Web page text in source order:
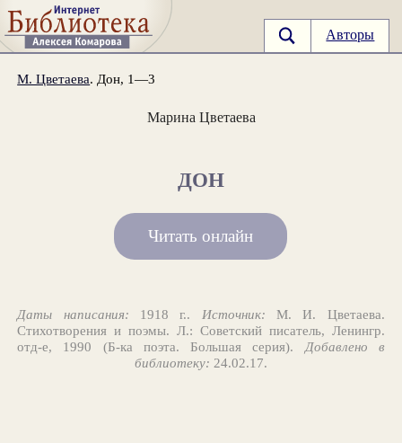
Авторы
М. Цветаева. Дон, 1—3
Марина Цветаева
ДОН
Читать онлайн
Даты написания: 1918 г.. Источник: М. И. Цветаева.
Стихотворения и поэмы. Л.: Советский писатель, Ленингр.
отд-е, 1990 (Б-ка поэта. Большая серия).Добавлено в
библиотеку: 24.02.17.